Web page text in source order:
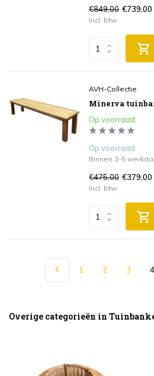
€849,00 €739,00
Incl. btw
AVH-Collectie
Minerva
Op voorraad
Op voorraad
Binnen 3-5
€475,00 €379,00
Incl. btw
1 2 3 4
Overige categorieën in